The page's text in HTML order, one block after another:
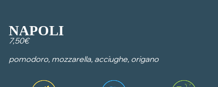
NAPOLI
7,50€
pomodoro, mozzarella, acciughe, origano